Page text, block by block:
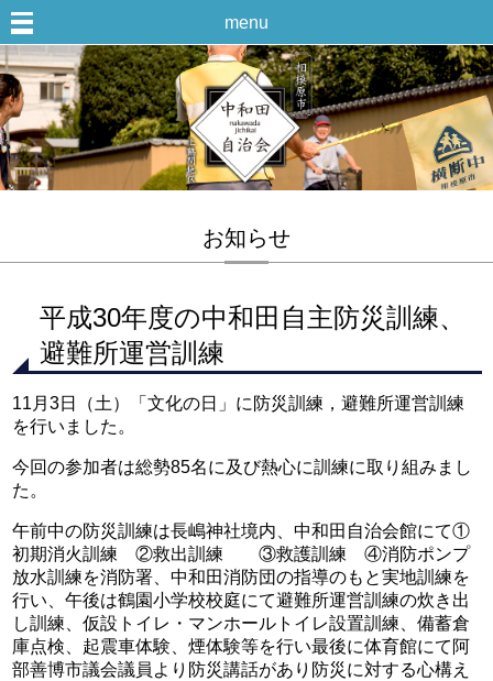
menu
お知らせ
平成30年度の中和田自主防災訓練、
避難所運営訓練
11月3日（土）「文化の日」に防災訓練，避難所運営訓練
を行いました。
今回の参加者は総勢85名に及び熱心に訓練に取り組みまし
た。
午前中の防災訓練は長嶋神社境内、中和田自治会館にて①
初期消火訓練 ②救出訓練 ③救護訓練 ④消防ポンプ
放水訓練を消防署、中和田消防団の指導のもと実地訓練を
行い、午後は鶴園小学校校庭にて避難所運営訓練の炊き出
し訓練、仮設トイレ・マンホールトイレ設置訓練、備蓄倉
庫点検、起震車体験、煙体験等を行い最後に体育館にて阿
部善博市議会議員より防災講話があり防災に対する心構え